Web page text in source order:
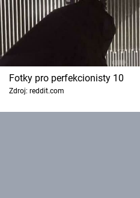
Fotky pro perfekcionisty 10
Zdroj: reddit.com